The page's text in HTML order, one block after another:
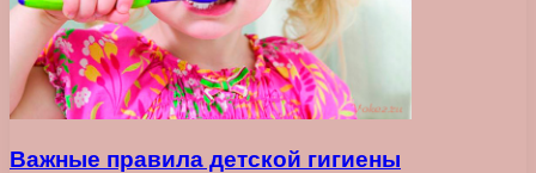
Важные правила детской гигиены